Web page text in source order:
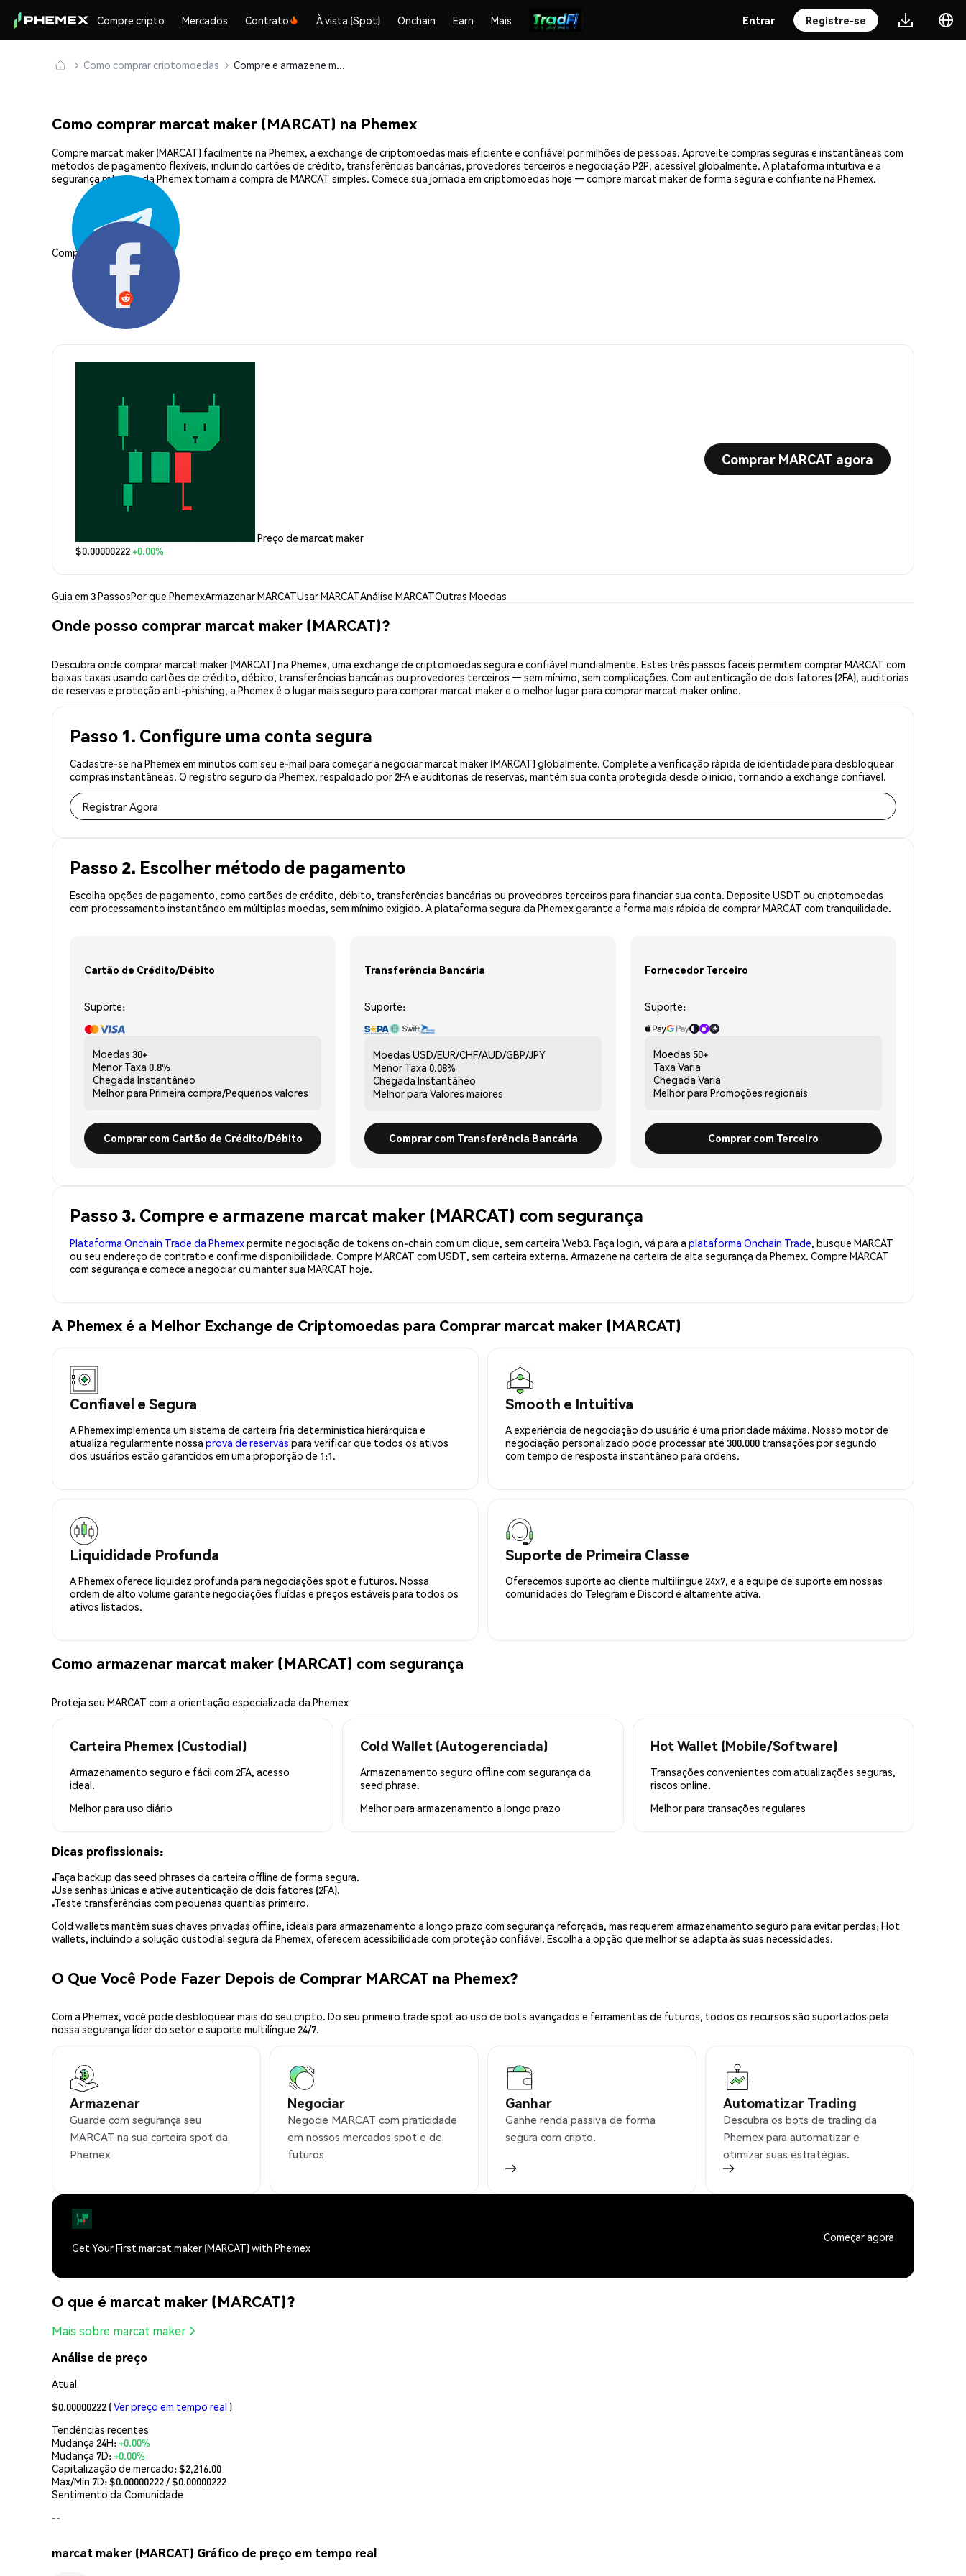
Compre cripto Mercados Contrato À vista (Spot) Onchain Earn Mais Entrar Registre-se
Como comprar criptomoedas Compre e armazene marcat maker (MARCAT) com segurança
Como comprar marcat maker (MARCAT) na Phemex
Compre marcat maker (MARCAT) facilmente na Phemex, a exchange de criptomoedas mais eficiente e confiável por milhões de pessoas. Aproveite compras seguras e instantâneas com
métodos de pagamento flexíveis, incluindo cartões de crédito, transferências bancárias, provedores terceiros e negociação P2P, acessível globalmente. A plataforma intuitiva e a
segurança robusta da Phemex tornam a compra de MARCAT simples. Comece sua jornada em criptomoedas hoje — compre marcat maker de forma segura e confiante na Phemex.
Compartilhar:
Preço de marcat maker
$0.00000222+0.00%
Comprar MARCAT agora
Guia em 3 PassosPor que PhemexArmazenar MARCATUsar MARCATAnálise MARCATOutras Moedas
Onde posso comprar marcat maker (MARCAT)?
Descubra onde comprar marcat maker (MARCAT) na Phemex, uma exchange de criptomoedas segura e confiável mundialmente. Estes três passos fáceis permitem comprar MARCAT com
baixas taxas usando cartões de crédito, débito, transferências bancárias ou provedores terceiros — sem mínimo, sem complicações. Com autenticação de dois fatores (2FA), auditorias
de reservas e proteção anti-phishing, a Phemex é o lugar mais seguro para comprar marcat maker e o melhor lugar para comprar marcat maker online.
Passo 1. Configure uma conta segura
Cadastre-se na Phemex em minutos com seu e-mail para começar a negociar marcat maker (MARCAT) globalmente. Complete a verificação rápida de identidade para desbloquear
compras instantâneas. O registro seguro da Phemex, respaldado por 2FA e auditorias de reservas, mantém sua conta protegida desde o início, tornando a exchange confiável.
Registrar Agora
Passo 2. Escolher método de pagamento
Escolha opções de pagamento, como cartões de crédito, débito, transferências bancárias ou provedores terceiros para financiar sua conta. Deposite USDT ou criptomoedas
com processamento instantâneo em múltiplas moedas, sem mínimo exigido. A plataforma segura da Phemex garante a forma mais rápida de comprar MARCAT com tranquilidade.
Cartão de Crédito/Débito
Suporte:
Moedas 30+
Menor Taxa 0.8%
Chegada Instantâneo
Melhor para Primeira compra/Pequenos valores
Comprar com Cartão de Crédito/Débito
Transferência Bancária
Suporte:
Moedas USD/EUR/CHF/AUD/GBP/JPY
Menor Taxa 0.08%
Chegada Instantâneo
Melhor para Valores maiores
Comprar com Transferência Bancária
Fornecedor Terceiro
Suporte:
Moedas 50+
Taxa Varia
Chegada Varia
Melhor para Promoções regionais
Comprar com Terceiro
Passo 3. Compre e armazene marcat maker (MARCAT) com segurança
Plataforma Onchain Trade da Phemexpermite negociação de tokens on-chain com um clique, sem carteira Web3. Faça login, vá para a plataforma Onchain Trade, busque MARCAT
ou seu endereço de contrato e confirme disponibilidade. Compre MARCAT com USDT, sem carteira externa. Armazene na carteira de alta segurança da Phemex. Compre MARCAT
com segurança e comece a negociar ou manter sua MARCAT hoje.
A Phemex é a Melhor Exchange de Criptomoedas para Comprar marcat maker (MARCAT)
Confiavel e Segura
A Phemex implementa um sistema de carteira fria determinística hierárquica e
atualiza regularmente nossa prova de reservas para verificar que todos os ativos
dos usuários estão garantidos em uma proporção de 1:1.
Smooth e Intuitiva
A experiência de negociação do usuário é uma prioridade máxima. Nosso motor de
negociação personalizado pode processar até 300.000 transações por segundo
com tempo de resposta instantâneo para ordens.
Liquididade Profunda
A Phemex oferece liquidez profunda para negociações spot e futuros. Nossa
ordem de alto volume garante negociações fluídas e preços estáveis para todos os
ativos listados.
Suporte de Primeira Classe
Oferecemos suporte ao cliente multilingue 24x7, e a equipe de suporte em nossas
comunidades do Telegram e Discord é altamente ativa.
Como armazenar marcat maker (MARCAT) com segurança
Proteja seu MARCAT com a orientação especializada da Phemex
Carteira Phemex (Custodial)
Armazenamento seguro e fácil com 2FA, acesso
ideal.
Melhor para uso diário
Cold Wallet (Autogerenciada)
Armazenamento seguro offline com segurança da
seed phrase.
Melhor para armazenamento a longo prazo
Hot Wallet (Mobile/Software)
Transações convenientes com atualizações seguras,
riscos online.
Melhor para transações regulares
Dicas profissionais:
Faça backup das seed phrases da carteira offline de forma segura.
Use senhas únicas e ative autenticação de dois fatores (2FA).
Teste transferências com pequenas quantias primeiro.
Cold wallets mantêm suas chaves privadas offline, ideais para armazenamento a longo prazo com segurança reforçada, mas requerem armazenamento seguro para evitar perdas; Hot
wallets, incluindo a solução custodial segura da Phemex, oferecem acessibilidade com proteção confiável. Escolha a opção que melhor se adapta às suas necessidades.
O Que Você Pode Fazer Depois de Comprar MARCAT na Phemex?
Com a Phemex, você pode desbloquear mais do seu cripto. Do seu primeiro trade spot ao uso de bots avançados e ferramentas de futuros, todos os recursos são suportados pela
nossa segurança líder do setor e suporte multilíngue 24/7.
Armazenar
Guarde com segurança seu
MARCAT na sua carteira spot da
Phemex
Negociar
Negocie MARCAT com praticidade
em nossos mercados spot e de
futuros
Ganhar
Ganhe renda passiva de forma
segura com cripto.
Automatizar Trading
Descubra os bots de trading da
Phemex para automatizar e
otimizar suas estratégias.
Get Your First marcat maker (MARCAT) with Phemex
Começar agora
O que é marcat maker (MARCAT)?
Mais sobre marcat maker
Análise de preço
Atual
$0.00000222 (Ver preço em tempo real )
Tendências recentes
Mudança 24H:+0.00%
Mudança 7D:+0.00%
Capitalização de mercado:$2,216.00
Máx/Mín 7D: $0.00000222/ $0.00000222
Sentimento da Comunidade
--
marcat maker (MARCAT) Gráfico de preço em tempo real